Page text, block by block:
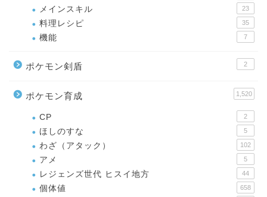
メインスキル 23
料理レシピ 35
機能 7
ポケモン剣盾 2
ポケモン育成 1,520
CP 2
ほしのすな 5
わざ（アタック） 102
アメ 5
レジェンズ世代 ヒスイ地方 44
個体値 658